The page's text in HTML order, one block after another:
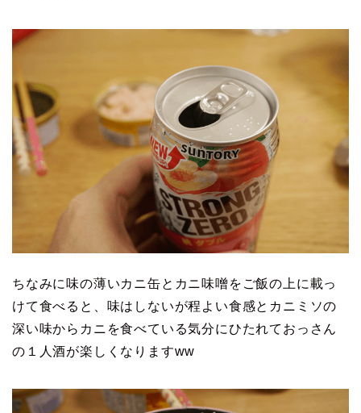
ちなみに味の薄いカニ缶とカニ味噌をご飯の上に載っ
けて食べると、味はしないが程よい食感とカニミソの
深い味からカニを食べている気分にひたれておっさん
の１人酒が楽しくなりますww